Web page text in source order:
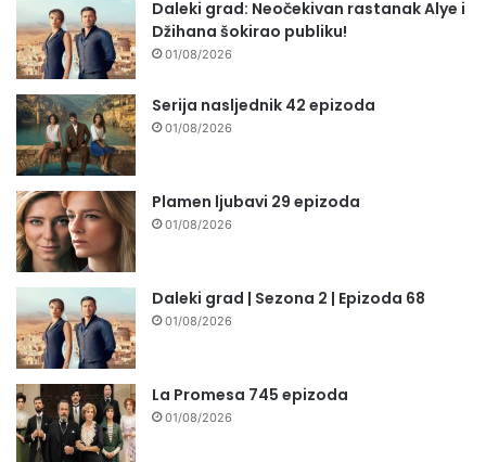
Daleki grad: Neočekivan rastanak Alye i
Džihana šokirao publiku!
01/08/2026
Serija nasljednik 42 epizoda
01/08/2026
Plamen ljubavi 29 epizoda
01/08/2026
Daleki grad | Sezona 2 | Epizoda 68
01/08/2026
La Promesa 745 epizoda
01/08/2026